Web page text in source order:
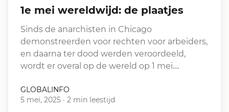
1e mei wereldwijd: de plaatjes
Sinds de anarchisten in Chicago
demonstreerden voor rechten voor arbeiders,
en daarna ter dood werden veroordeeld,
wordt er overal op de wereld op 1 mei…
GLOBALINFO
5 mei, 2025 · 2 min leestijd